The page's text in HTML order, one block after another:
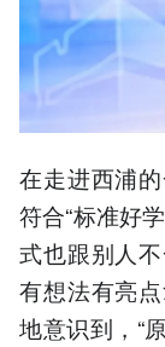
在走进西浦
符合“标准好
式也跟别人
有想法有亮
地意识到，“